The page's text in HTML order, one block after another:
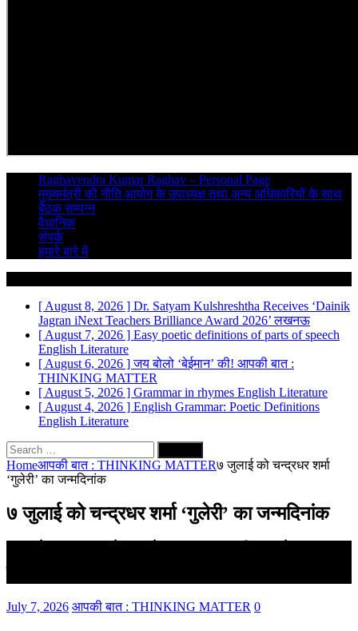
Raghavendra Kumar Raghav – Personal Page
मुख्यमंत्री की नीति आयोग के उपाध्यक्ष तथा अन्य अधिकारियों के साथ
बैठक सम्पन्न
वैधानिक
संपर्क
हमारे बारे में
[ August 8, 2026 ] Dr. Satyam Kulshreshtha Receives ‘Dainik
Jagran iNext Teachers Brilliance Award 2026’लखनऊ
[ August 7, 2026 ] Easy poetic definitions of parts of speech
English Literature
[ August 6, 2026 ]जय बोलो ‘बेईमान’ की! आपकी बात :
THINKING MATTER
[ August 5, 2026 ] Grammar in rhymes English Literature
[ August 4, 2026 ] English Grammar: Poetic Definitions
English Literature
Search
for:
Homeआपकी बात : THINKING MATTER७ जुलाई को चन्द्रधर शर्मा
‘गुलेरी’ का जन्मदिनांक
७ जुलाई को चन्द्रधर शर्मा ‘गुलेरी’ का जन्मदिनांक
July 7, 2026 आपकी बात : THINKING MATTER 0